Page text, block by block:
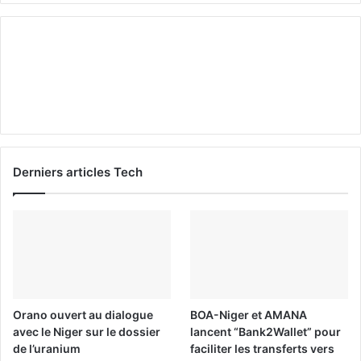
Derniers articles Tech
Orano ouvert au dialogue
avec le Niger sur le dossier
de l’uranium
BOA-Niger et AMANA
lancent “Bank2Wallet” pour
faciliter les transferts vers